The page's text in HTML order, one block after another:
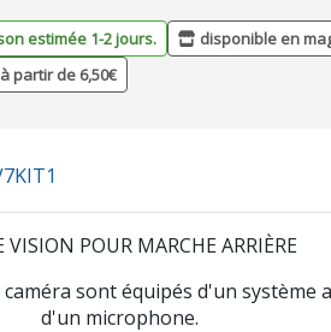
estimée 1-2 jours.
disponible en
partir de 6,50€
VISION POUR MARCHE ARRIÈRE
sont équipés d'un système
d'un microphone.